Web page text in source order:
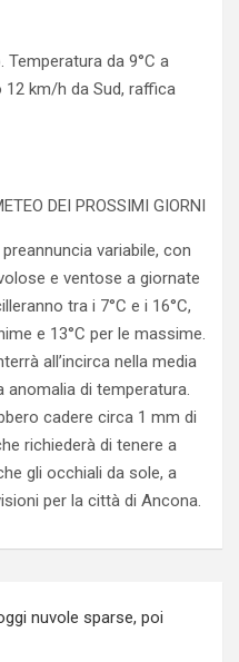
Temperatura da 9°C a
12 km/h da Sud, raffica
DEI PROSSIMI GIORNI
variabile, con
e ventose a giornate
tra i 7°C e i 16°C,
e 13°C per le massime.
all’incirca nella media
anomalia di temperatura.
cadere circa 1 mm di
richiederà di tenere a
gli occhiali da sole, a
per la città di Ancona.
nuvole sparse, poi